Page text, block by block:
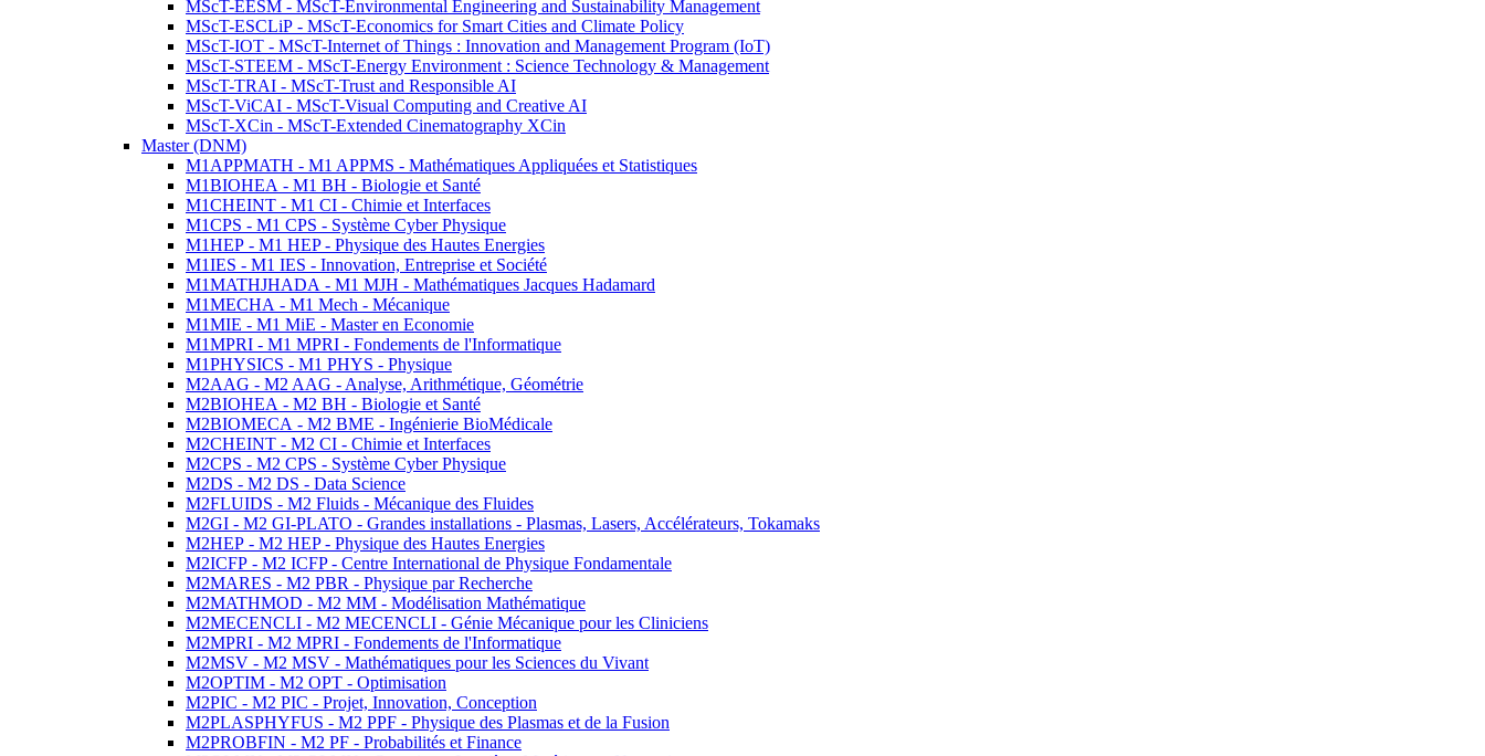
MScT-EESM - MScT-Environmental Engineering and Sustainability Management
MScT-ESCLiP - MScT-Economics for Smart Cities and Climate Policy
MScT-IOT - MScT-Internet of Things : Innovation and Management Program (IoT)
MScT-STEEM - MScT-Energy Environment : Science Technology & Management
MScT-TRAI - MScT-Trust and Responsible AI
MScT-ViCAI - MScT-Visual Computing and Creative AI
MScT-XCin - MScT-Extended Cinematography XCin
Master (DNM)
M1APPMATH - M1 APPMS - Mathématiques Appliquées et Statistiques
M1BIOHEA - M1 BH - Biologie et Santé
M1CHEINT - M1 CI - Chimie et Interfaces
M1CPS - M1 CPS - Système Cyber Physique
M1HEP - M1 HEP - Physique des Hautes Energies
M1IES - M1 IES - Innovation, Entreprise et Société
M1MATHJHADA - M1 MJH - Mathématiques Jacques Hadamard
M1MECHA - M1 Mech - Mécanique
M1MIE - M1 MiE - Master en Economie
M1MPRI - M1 MPRI - Fondements de l'Informatique
M1PHYSICS - M1 PHYS - Physique
M2AAG - M2 AAG - Analyse, Arithmétique, Géométrie
M2BIOHEA - M2 BH - Biologie et Santé
M2BIOMECA - M2 BME - Ingénierie BioMédicale
M2CHEINT - M2 CI - Chimie et Interfaces
M2CPS - M2 CPS - Système Cyber Physique
M2DS - M2 DS - Data Science
M2FLUIDS - M2 Fluids - Mécanique des Fluides
M2GI - M2 GI-PLATO - Grandes installations - Plasmas, Lasers, Accélérateurs, Tokamaks
M2HEP - M2 HEP - Physique des Hautes Energies
M2ICFP - M2 ICFP - Centre International de Physique Fondamentale
M2MARES - M2 PBR - Physique par Recherche
M2MATHMOD - M2 MM - Modélisation Mathématique
M2MECENCLI - M2 MECENCLI - Génie Mécanique pour les Cliniciens
M2MPRI - M2 MPRI - Fondements de l'Informatique
M2MSV - M2 MSV - Mathématiques pour les Sciences du Vivant
M2OPTIM - M2 OPT - Optimisation
M2PIC - M2 PIC - Projet, Innovation, Conception
M2PLASPHYFUS - M2 PPF - Physique des Plasmas et de la Fusion
M2PROBFIN - M2 PF - Probabilités et Finance